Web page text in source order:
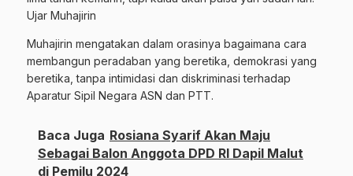
Ujar Muhajirin
Muhajirin mengatakan dalam orasinya bagaimana cara
membangun peradaban yang beretika, demokrasi yang
beretika, tanpa intimidasi dan diskriminasi terhadap
Aparatur Sipil Negara ASN dan PTT.
Baca Juga Rosiana Syarif Akan Maju
Sebagai Balon Anggota DPD RI Dapil Malut
di Pemilu 2024